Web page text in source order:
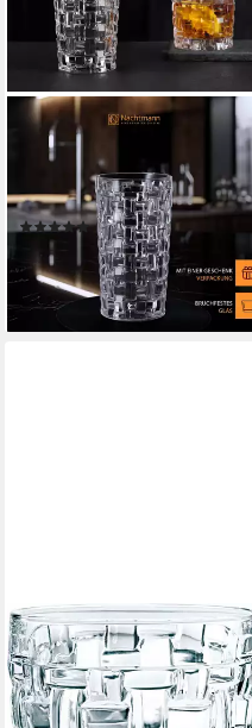
NACHTMANN
Longdrinkglas Bossa Nova
Longdrinkgläser 395 ml 4er
Set, 4-tlg., Glas
(27)
ab 24,58 € UVP28,50 €
-14%
lieferbar - in 3-4 Werktagen bei dir